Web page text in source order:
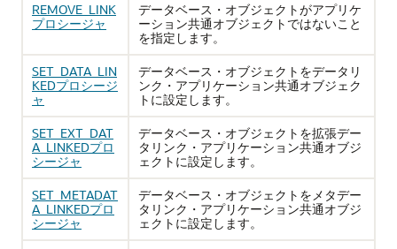
REMOVE_LINK
プロシージャ
データベース・オブジェクトがアプリケ
ーション共通オブジェクトではないこと
を指定します。
SET_DATA_LIN
KEDプロシージ
ャ
データベース・オブジェクトをデータリ
ンク・アプリケーション共通オブジェク
トに設定します。
SET_EXT_DAT
A_LINKEDプロ
シージャ
データベース・オブジェクトを拡張デー
タリンク・アプリケーション共通オブジ
ェクトに設定します。
SET_METADAT
A_LINKEDプロ
シージャ
データベース・オブジェクトをメタデー
タリンク・アプリケーション共通オブジ
ェクトに設定します。